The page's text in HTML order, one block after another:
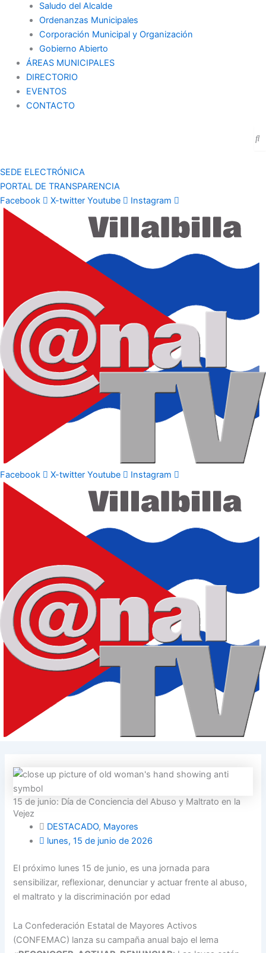
Saludo del Alcalde
Ordenanzas Municipales
Corporación Municipal y Organización
Gobierno Abierto
ÁREAS MUNICIPALES
DIRECTORIO
EVENTOS
CONTACTO
SEDE ELECTRÓNICA
PORTAL DE TRANSPARENCIA
Facebook
X-twitter Youtube Instagram
Facebook X-twitter Youtube Instagram
15 de junio: Día de Conciencia del Abuso y Maltrato en la
Vejez
DESTACADO, Mayores
lunes, 15 de junio de 2026
El próximo lunes 15 de junio, es una jornada para
sensibilizar, reflexionar, denunciar y actuar frente al abuso,
el maltrato y la discriminación por edad
La Confederación Estatal de Mayores Activos
(CONFEMAC) lanza su campaña anual bajo el lema